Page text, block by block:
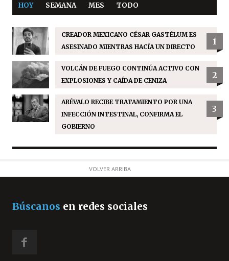
HOY SEMANA MES TODO
CREADOR MEXICANO CÉSAR GASTÉLUM ES
ASESINADO MIENTRAS HACÍA UN DIRECTO
1
VOLCÁN DE FUEGO CONTINÚA ACTIVO CON
EXPLOSIONES Y CAÍDA DE CENIZA
2
ARÉVALO RECIBE TRATAMIENTO POR UNA
INFECCIÓN INTESTINAL, CONFIRMA EL
GOBIERNO
3
VOLVER ARRIBA
Búscanos en redes sociales